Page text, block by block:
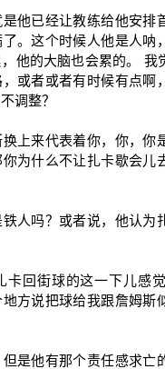
他已经让教练给他安排
。这个时候人他是人呐
他的大脑也会累的。 我
或者或者有时候有点啊
调整？
上来代表着你，你，你
为什么不让扎卡歇会儿
人吗？或者说，他认为
卡回街球的这一下儿感
方说把球给我跟詹姆斯
是他有那个责任感求亡